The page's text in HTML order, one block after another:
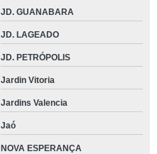
JD. GUANABARA
JD. LAGEADO
JD. PETRÓPOLIS
Jardin Vitoria
Jardins Valencia
Jaó
NOVA ESPERANÇA